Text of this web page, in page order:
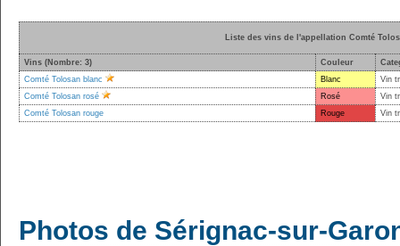
Liste des vins de l'appellation Comté
Vins (Nombre: 3) Couleur
Comté Tolosan blanc
Blanc
Vin
Comté Tolosan rosé
Rosé
Vin
Comté Tolosan rouge
Rouge Vin
Photos de Sérignac-sur-